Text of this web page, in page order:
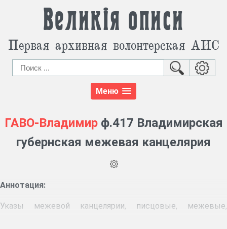
Великія описи
Первая архивная волонтерская АИС
Меню
ГАВО-Владимирф.417 Владимирская
губернская межевая канцелярия
Аннотация:
Указы межевой канцелярии, писцовые, межевые,